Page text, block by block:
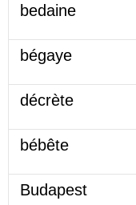
bedaine
bégaye
décrète
bébête
Budapest